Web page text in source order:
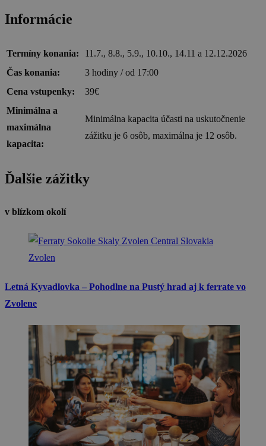
Informácie
Termíny konania:
11.7., 8.8., 5.9., 10.10., 14.11 a 12.12.2026
Čas konania:
3 hodiny / od 17:00
Cena vstupenky:
39€
Minimálna a
maximálna
kapacita:
Minimálna kapacita účasti na uskutočnenie
zážitku je 6 osôb, maximálna je 12 osôb.
Ďalšie zážitky
v blízkom okolí
Zvolen
Letná Kyvadlovka – Pohodlne na Pustý hrad aj k ferrate vo
Zvolene